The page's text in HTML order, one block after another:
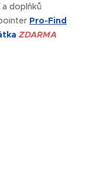
doplňků
Pro-Find
ZDARMA